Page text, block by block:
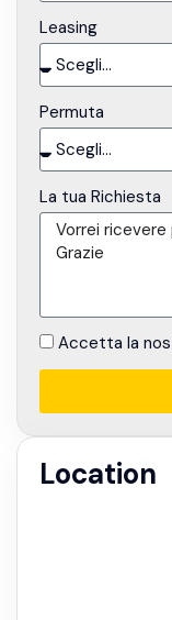
Leasing
Permuta
La tua Richiesta
Accetta la
Location